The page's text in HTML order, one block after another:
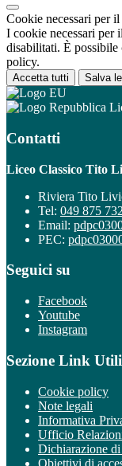
Cookie necessari per
I cookie necessari per
disabilitati. È possibile
policy.
Accetta tutti Salva
Contatti
Liceo Classico Tito
Riviera Tito
Tel: 049 875
Email:
PEC:
Seguici su
Facebook
Youtube
Instagram
Sezione Link Utili
Cookie policy
Note legali
Informativa
Ufficio
Dichiarazione di
Obiettivi di